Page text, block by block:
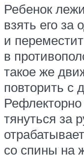
Ребенок
взять его за
и
в
такое же
повторить с
Рефлекторно
тянуться за
со спины на